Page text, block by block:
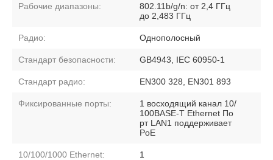
Рабочие диапазоны:
802.11b/g/n: от 2,4 ГГц
до 2,483 ГГц
Радио: Однополосный
Стандарт безопасности: GB4943, IEC 60950-1
Стандарт радио: EN300 328, EN301 893
Фиксированные порты:
1 восходящий канал 10/
100BASE-T Ethernet По
рт LAN1 поддерживает
PoE
10/100/1000 Ethernet: 1